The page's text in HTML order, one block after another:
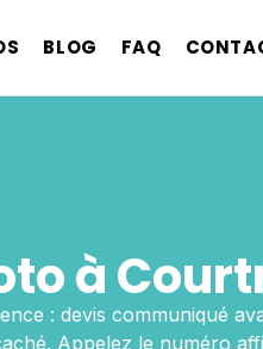
BLOG FAQ
à
: devis communiqué
Appelez le numéro